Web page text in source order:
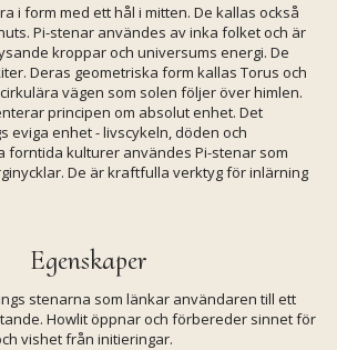
i form med ett hål i mitten. De kallas också
Pi-stenar användes av inka folket och är
kroppar och universums energi. De
Deras geometriska form kallas Torus och
vägen som solen följer över himlen.
principen om absolut enhet. Det
eviga enhet - livscykeln, döden och
forntida kulturer användes Pi-stenar som
De är kraftfulla verktyg för inlärning
Egenskaper
stenarna som länkar användaren till ett
Howlit öppnar och förbereder sinnet för
vishet från initieringar.